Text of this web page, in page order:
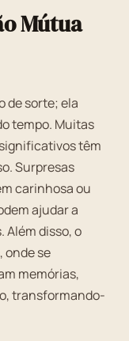
Mútua
de sorte; ela
tempo. Muitas
têm
Surpresas
carinhosa ou
ajudar a
disso, o
onde se
memórias,
transformando-